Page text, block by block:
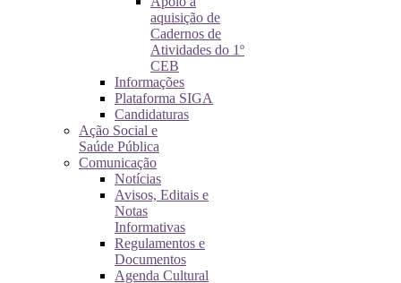
aquisição de
Cadernos de
Atividades do 1º
CEB
Informações
Plataforma SIGA
Candidaturas
Ação Social e
Saúde Pública
Comunicação
Notícias
Avisos, Editais e
Notas
Informativas
Regulamentos e
Documentos
Agenda Cultural